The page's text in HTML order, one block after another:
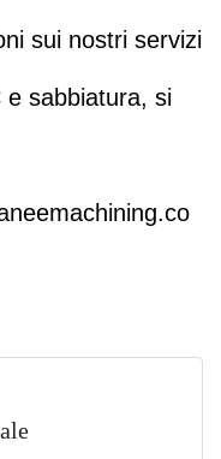
sui nostri servizi
e sabbiatura, si